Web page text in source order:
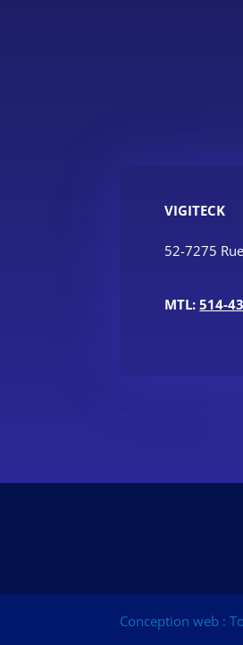
VIGITECK
52-7275
MTL:514-
Conception web :